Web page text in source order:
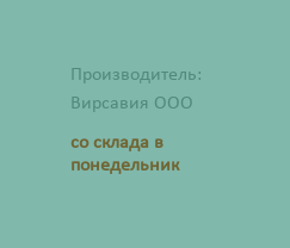
Производитель:
Вирсавия ООО
со склада в
понедельник